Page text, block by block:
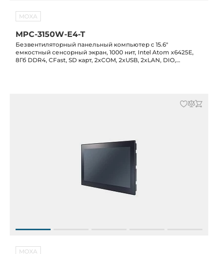
MOXA
MPC-3150W-E4-T
Безвентиляторный панельный компьютер с 15.6"
емкостный сенсорный экран, 1000 нит, Intel Atom x6425E,
8Гб DDR4, CFast, SD карт, 2xCOM, 2xUSB, 2xLAN, DIO,
MOXA